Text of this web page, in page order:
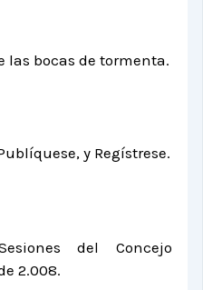
las bocas de tormenta.
y Regístrese.
del Concejo
2.008.